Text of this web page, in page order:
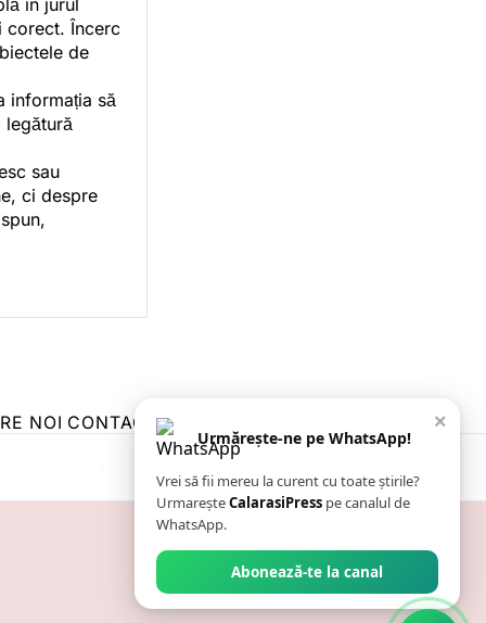
corect. Încerc
de
informația să
legătură
sau
ci despre
NOI CONTACT ZIARUL ANUNȚUL CĂLĂRĂȘEAN
×
Urmărește-ne pe WhatsApp!
Vrei să fii mereu la curent cu toate știrile?
UrmareșteCalarasiPress pe canalul de
WhatsApp.
Abonează-te la canal